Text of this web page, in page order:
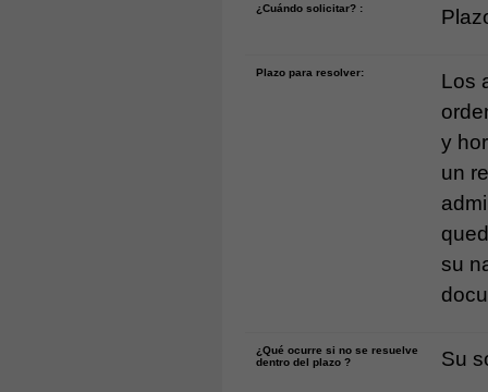
¿Cuándo solicitar? :
Plazo para resolver:
Los
y
un
su
¿Qué ocurre si no se resuelve
dentro del plazo ?
Su